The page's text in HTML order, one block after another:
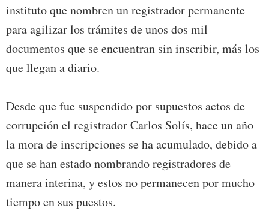
instituto que nombren un registrador permanente
para agilizar los trámites de unos dos mil
documentos que se encuentran sin inscribir, más los
que llegan a diario.
Desde que fue suspendido por supuestos actos de
corrupción el registrador Carlos Solís, hace un año
la mora de inscripciones se ha acumulado, debido a
que se han estado nombrando registradores de
manera interina, y estos no permanecen por mucho
tiempo en sus puestos.